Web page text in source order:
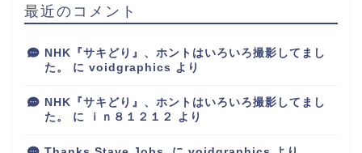
最近のコメント
NHK『サキどり』、ホントはいろいろ撮影してまし
た。
に voidgraphics より
NHK『サキどり』、ホントはいろいろ撮影してまし
た。
に ｉｎ８１２１２ より